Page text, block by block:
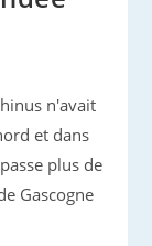
n'avait
et dans
plus de
Gascogne